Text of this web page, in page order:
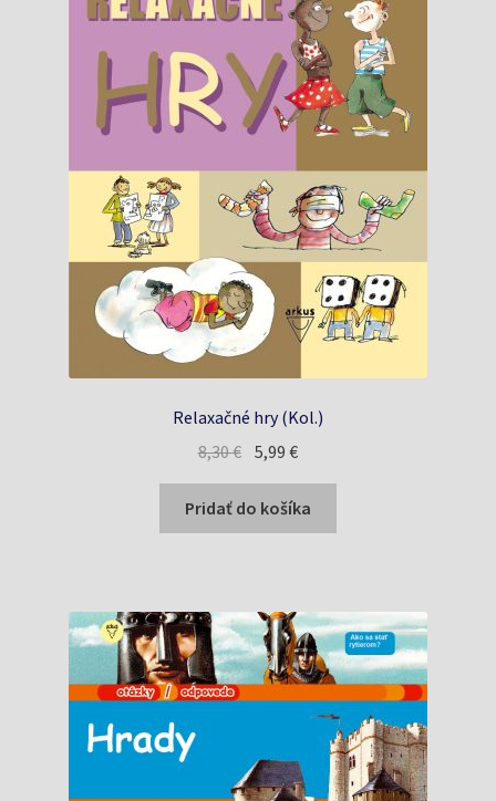
Relaxačné hry (Kol.)
8,30€ Pôvodná
bola:
8,30 €.
5,99€Aktuálna
je:
5,99 €.
Pridať do košíka